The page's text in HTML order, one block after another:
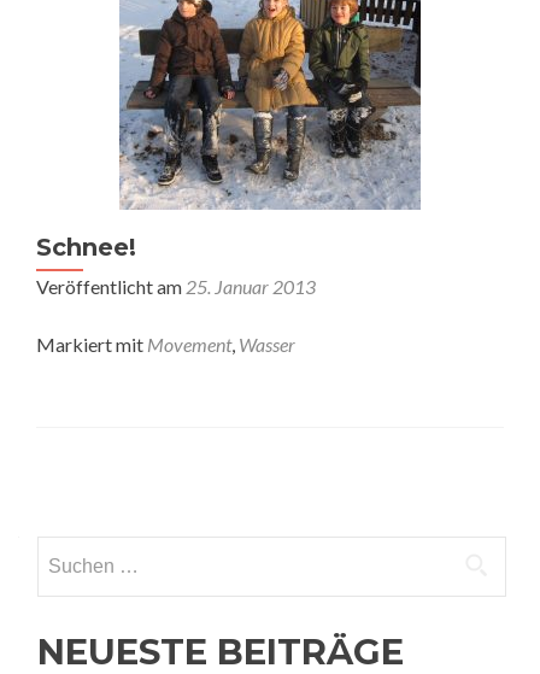
Schnee!
Veröffentlicht am 25. Januar 2013
Markiert mit Movement, Wasser
navigation
nach:
NEUESTE BEITRÄGE